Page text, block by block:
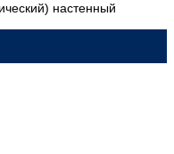
настенный